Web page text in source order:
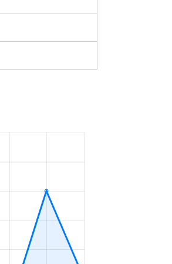
2023年10～12月
2023年10～12月
2023年7～9月
2023年7～9月